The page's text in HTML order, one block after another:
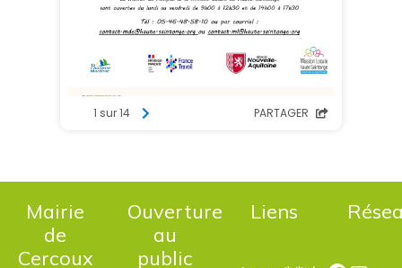
Mairie
de
Cercoux
Ouverture
au
public
Liens